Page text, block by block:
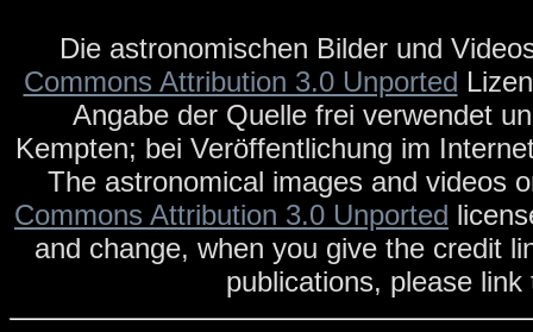
Die astronomischen Bilder und
Commons Attribution 3.0 Unported
Angabe der Quelle frei verwendet
Kempten; bei Veröffentlichung im
The astronomical images and videos
Commons Attribution 3.0 Unported
and change, when you give the credit
publications, please